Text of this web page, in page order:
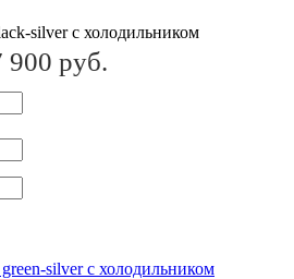
silver с холодильником
900 руб.